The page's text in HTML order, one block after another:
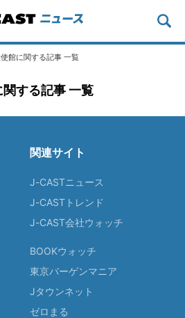
館に関する記事 一覧
する記事 一覧
関連サイト
J-CASTニュース
J-CASTトレンド
J-CAST会社ウォッチ
BOOKウォッチ
東京バーゲンマニア
Jタウンネット
ゼロまる